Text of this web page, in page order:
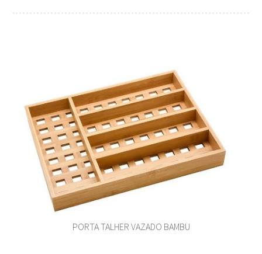
PORTA TALHER VAZADO BAMBU